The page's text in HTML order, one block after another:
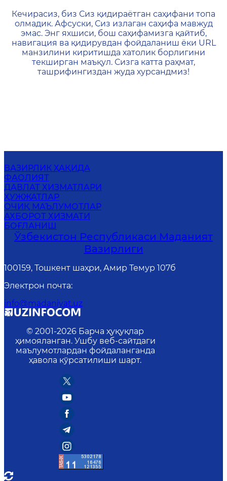
404 — Страница не
Кечирасиз, биз Сиз қидираётган саҳифани топа
олмадик. Афсуски, Сиз излаган саҳифа мавжуд
эмас. Энг яхшиси, бош саҳифамизга қайтиб,
навигация ва қидирувдан фойдаланиш ёки URL
манзилини киритишда хатолик борлигини
текширган маъқул. Сизга катта раҳмат,
ташрифингиздан жуда хурсандмиз!
ВАЗИРЛИК ҲАҚИДА
ФАОЛИЯТ
ДАВЛАТ ХИЗМАТЛАРИ
ҲУЖЖАТЛАР
ОЧИҚ МАЪЛУМОТЛАР
АХБОРОТ ХИЗМАТИ
БОҒЛАНИШ
Ўзбекистон Республикаси Маданият
Вазирлиги
100159, Тошкент шаҳри, Амир Темур 107б
Электрон почта:
info@madaniyat.uz
© 2001-2026 Барча ҳуқуқлар
ҳимояланган. Ушбу веб-сайтдаги
маълумотлардан фойдаланганда
ҳавола кўрсатилиши шарт.